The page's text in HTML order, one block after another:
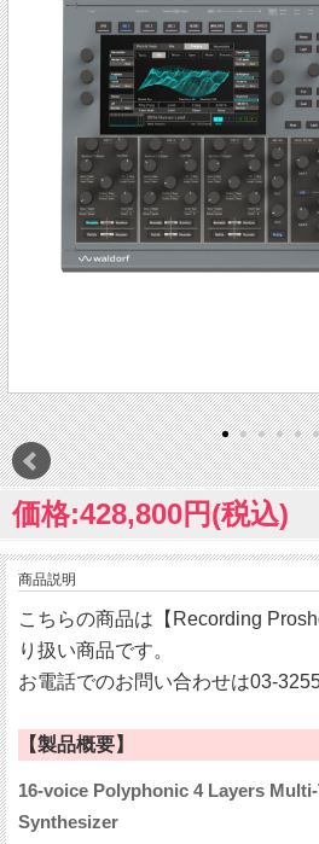
価格:428,800円(税込)
商品説明
こちらの商品は【Recording
り扱い商品です。
お電話でのお問い合わせは03-
【製品概要】
16-voice Polyphonic 4 Layers
Synthesizer